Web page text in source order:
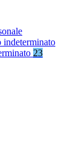
indeterminato
23